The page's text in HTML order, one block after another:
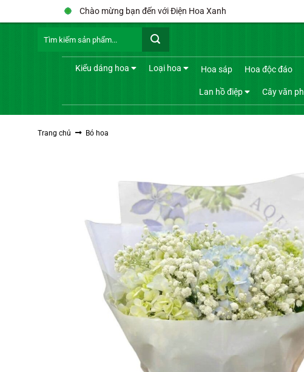
qua
Chào mừng bạn đến với Điện Hoa Xanh
kiếm:
Kiểu dáng hoa Loại hoa Hoa sáp Hoa độc đáo
Lan hồ điệp Cây văn
Trang chủ Bó hoa